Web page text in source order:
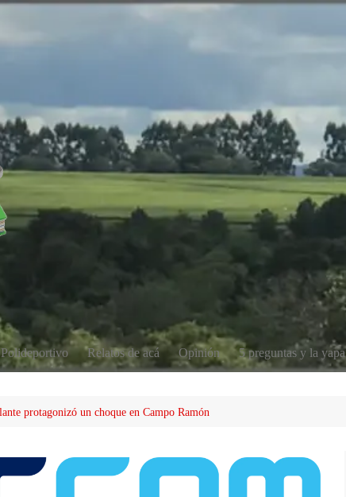
Polideportivo Relatos de acá Opinión 5 preguntas y la yapa
protagonizó un choque en Campo Ramón